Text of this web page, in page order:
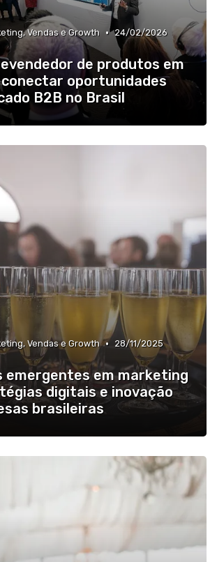
Vendas e Growth • 24/02/2026
de produtos em
oportunidades
B2B no Brasil
Vendas e Growth • 28/11/2025
emergentes em marketing
digitais e inovação
brasileiras